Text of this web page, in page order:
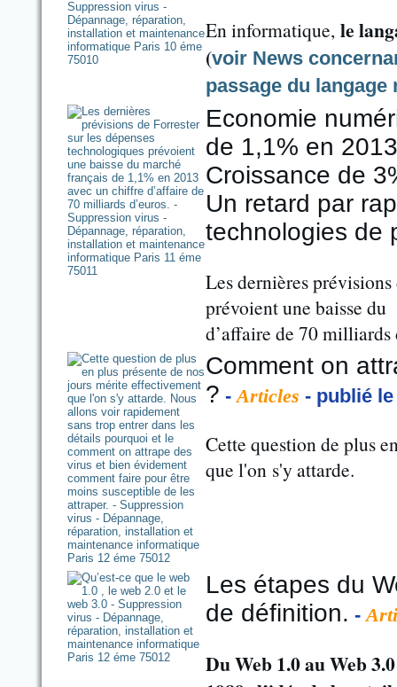
En informatique, le
(voir News
passage du
Economie
de 1,1% en
Croissance de
Un retard par
technologies de
Les dernières
prévoient une baisse
d’affaire de 70 milliards
Comment on
? -Articles - publié le
Cette question de plus
que l'on s'y attarde.
Les étapes du
de définition. -
Du Web 1.0 au Web